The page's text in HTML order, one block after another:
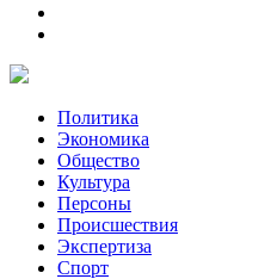
Политика
Экономика
Общество
Культура
Персоны
Происшествия
Экспертиза
Спорт